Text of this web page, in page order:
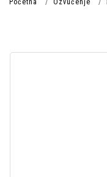
Početna Ozvučenje